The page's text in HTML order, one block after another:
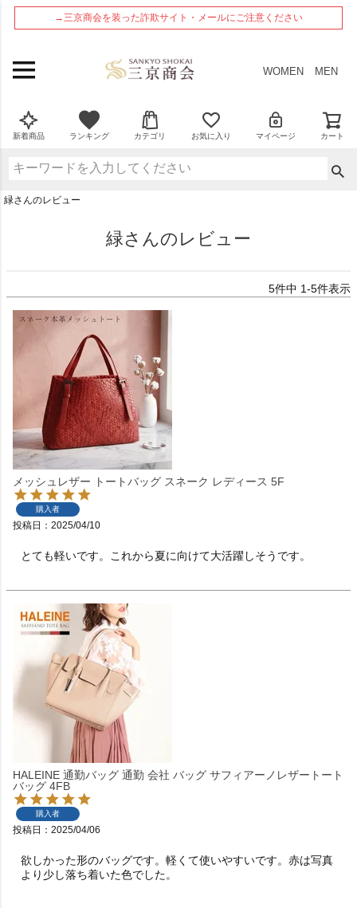
→三京商会を装った詐欺サイト・メールにご注意ください
WOMEN MEN
新着商品 ランキング カテゴリ お気に入り マイページ カート
緑さんのレビュー
緑さんのレビュー
5件中 1-5件表示
メッシュレザー トートバッグ スネーク レディース 5F
購入者
投稿日 2025/04/10
とても軽いです。これから夏に向けて大活躍しそうです。
HALEINE 通勤バッグ 通勤 会社 バッグ サフィアーノレザートート
バッグ 4FB
購入者
投稿日 2025/04/06
欲しかった形のバッグです。軽くて使いやすいです。赤は写真
より少し落ち着いた色でした。
ペー